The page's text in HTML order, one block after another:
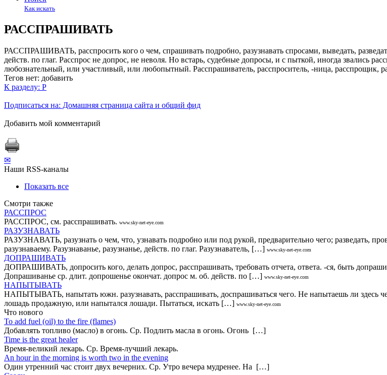
Как искать
РАССПРАШИВАТЬ
РАССПРАШИВАТЬ, расспросить кого о чем, спрашивать подробно, разузнавать спросами, выведать,
действ. по глаг. Расспрос не допрос, не неволя. Но встарь, судебные допросы, и с пыткой, иногда звались
любознательный, или участливый, или любопытный. Расспрашиватель, расспроситель, -ница, расспрощик,
Тегов нет: добавить
К разделу: Р
Подписаться на: Домашняя страница сайта и общий фид
Добавить мой комментарий
✉
Наши RSS-каналы
Показать все
Смотри также
РАССПРОС
РАССПРОС, см. расспрашивать. www.sky-net-eye.com
РАЗУЗНАВАТЬ
РАЗУЗНАВАТЬ, разузнать о чем, что, узнавать подробно или под рукой, предварительно чего; разведать,
разузнаваему. Разузнаванье, разузнанье, действ. по глаг. Разузнаватель, […] www.sky-net-eye.com
ДОПРАШИВАТЬ
ДОПРАШИВАТЬ, допросить кого, делать допрос, расспрашивать, требовать отчета, ответа. -ся, быть
Допрашиванье ср. длит. допрошенье окончат. допрос м. об. действ. по […] www.sky-net-eye.com
НАПЫТЫВАТЬ
НАПЫТЫВАТЬ, напытать южн. разузнавать, расспрашивать, доспрашиваться чего. Не напытаешь ли здесь
лошадь продажную, или напытался лошади. Пытаться, искать […] www.sky-net-eye.com
Что нового
То add fuel (oil) to the fire (flames)
Добавлять топливо (масло) в огонь. Ср. Подлить масла в огонь. Огонь […]
Time is the great healer
Время-великий лекарь. Ср. Время-лучший лекарь.
An hour in the morning is worth two in the evening
Один утренний час стоит двух вечерних. Ср. Утро вечера мудренее. На […]